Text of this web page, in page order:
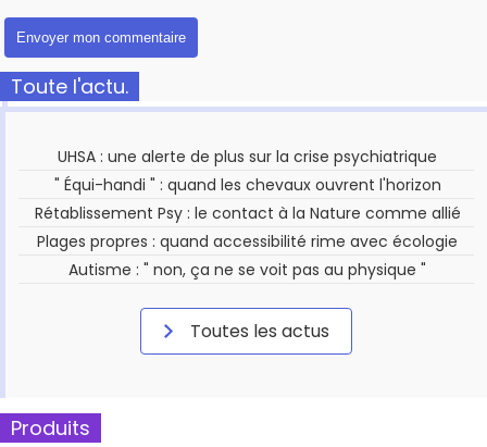
Toute l'actu.
UHSA : une alerte de plus sur la crise psychiatrique
" Équi-handi " : quand les chevaux ouvrent l'horizon
Rétablissement Psy : le contact à la Nature comme allié
Plages propres : quand accessibilité rime avec écologie
Autisme : " non, ça ne se voit pas au physique "
Toutes les actus
Produits